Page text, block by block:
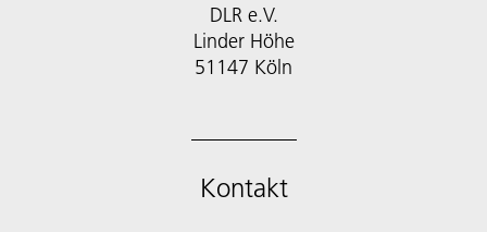
DLR e.V.
Linder Höhe
51147 Köln
Kontakt